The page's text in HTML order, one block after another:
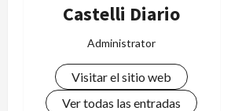
Castelli Diario
Administrator
Visitar el sitio web
Ver todas las entradas